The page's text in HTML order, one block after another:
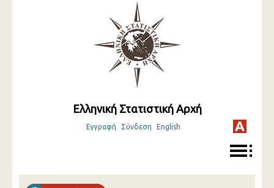
Ελληνική Στατιστική Αρχή
Εγγραφή Σύνδεση English